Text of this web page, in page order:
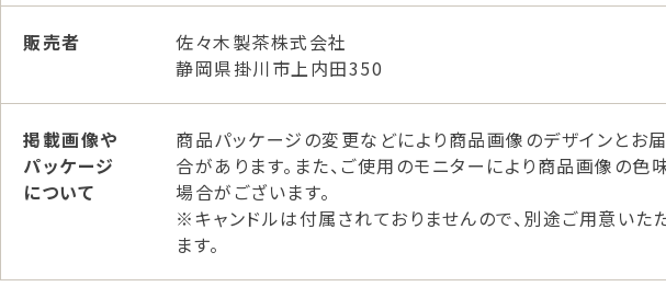
販売者
佐々木製茶株式会社
静岡県掛川市上内田350
掲載画像や
パッケージ
について
商品パッケージの変更などにより商品画像のデザインとお
合があります。また、ご使用のモニターにより商品画像の
場合がございます。
※キャンドルは付属されておりませんので、別途ご用意いた
ます。